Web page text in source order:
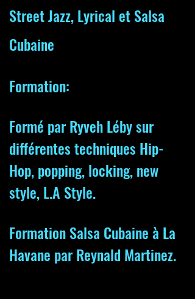
Street Jazz, Lyrical et Salsa
Cubaine
Formation:
Formé par Ryveh Léby sur
différentes techniques Hip-
Hop, popping, locking, new
style, L.A Style.
Formation Salsa Cubaine à La
Havane par Reynald Martinez.